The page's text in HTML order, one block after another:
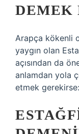
DEMEK
Arapça kökenli
yaygın olan
açısından da
anlamdan yola
etmek